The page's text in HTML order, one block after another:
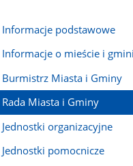
Informacje podstawowe
Informacje o mieście i
Burmistrz Miasta i Gminy
Rada Miasta i Gminy
Jednostki organizacyjne
Jednostki pomocnicze